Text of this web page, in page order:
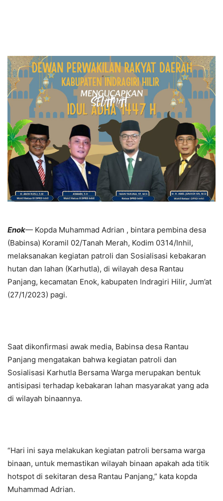
Enok— Kopda Muhammad Adrian , bintara pembina desa
(Babinsa) Koramil 02/Tanah Merah, Kodim 0314/Inhil,
melaksanakan kegiatan patroli dan Sosialisasi kebakaran
hutan dan lahan (Karhutla), di wilayah desa Rantau
Panjang, kecamatan Enok, kabupaten Indragiri Hilir, Jum’at
(27/1/2023) pagi.
Saat dikonfirmasi awak media, Babinsa desa Rantau
Panjang mengatakan bahwa kegiatan patroli dan
Sosialisasi Karhutla Bersama Warga merupakan bentuk
antisipasi terhadap kebakaran lahan masyarakat yang ada
di wilayah binaannya.
“Hari ini saya melakukan kegiatan patroli bersama warga
binaan, untuk memastikan wilayah binaan apakah ada titik
hotspot di sekitaran desa Rantau Panjang,” kata kopda
Muhammad Adrian.